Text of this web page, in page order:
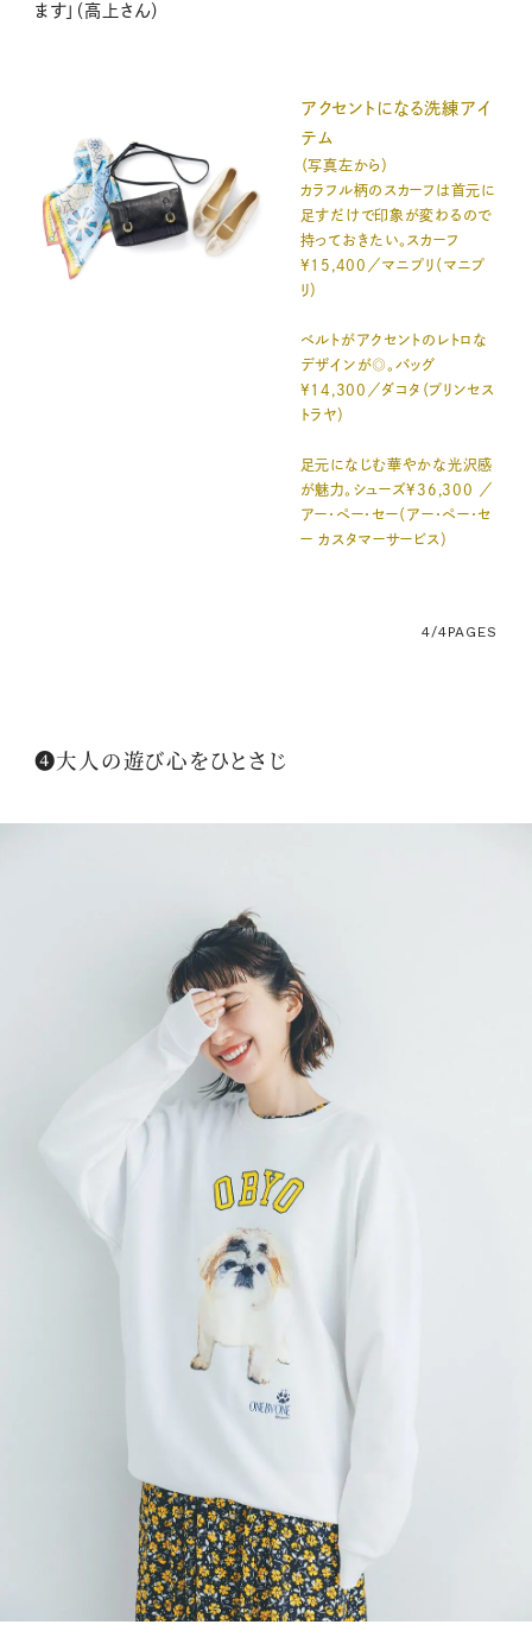
ます」（高上さん）
アクセントになる洗練アイ
テム
（写真左から）
カラフル柄のスカーフは首元に
足すだけで印象が変わるので
持っておきたい。スカーフ
¥15,400／マニプリ（マニプ
リ）
ベルトがアクセントのレトロな
デザインが◎。バッグ
¥14,300／ダコタ（プリンセス
トラヤ）
足元になじむ華やかな光沢感
が魅力。シューズ¥36,300 ／
アー・ペー・セー（アー・ペー・セ
ー カスタマーサービス）
4/4PAGES
❹大人の遊び心をひとさじ